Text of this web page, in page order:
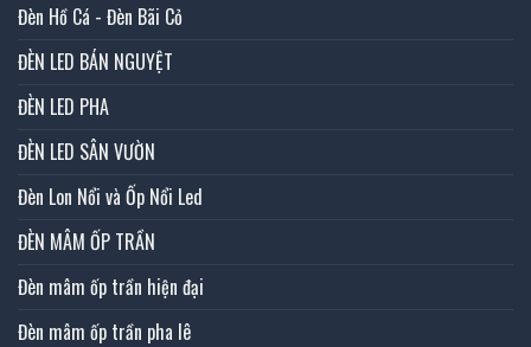
Đèn Hồ Cá - Đèn Bãi Cỏ
ĐÈN LED BÁN NGUYỆT
ĐÈN LED PHA
ĐÈN LED SÂN VƯỜN
Đèn Lon Nổi và Ốp Nổi Led
ĐÈN MÂM ỐP TRẦN
Đèn mâm ốp trần hiện đại
Đèn mâm ốp trần pha lê